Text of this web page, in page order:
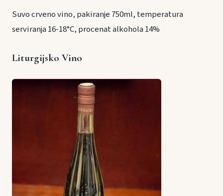
Suvo crveno vino, pakiranje 750ml, temperatura
serviranja 16-18°C, procenat alkohola 14%
Liturgijsko Vino